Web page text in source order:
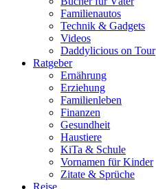
Familienautos
Technik & Gadgets
Videos
Daddylicious on Tour
Ratgeber
Ernährung
Erziehung
Familienleben
Finanzen
Gesundheit
Haustiere
KiTa & Schule
Vornamen für Kinder
Zitate & Sprüche
Reise